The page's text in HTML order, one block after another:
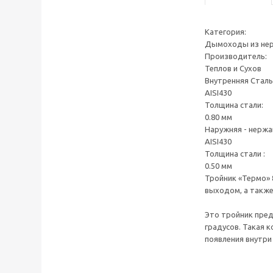
Категория:
Дымоходы из
Производитель:
Теплов и Сухов
Внутренняя
AISI430
Толщина стали:
0.80 мм
Наружняя -
AISI430
Толщина стали :
0.50 мм
Тройник
выходом, а
Это тройник
градусов. Такая
появления